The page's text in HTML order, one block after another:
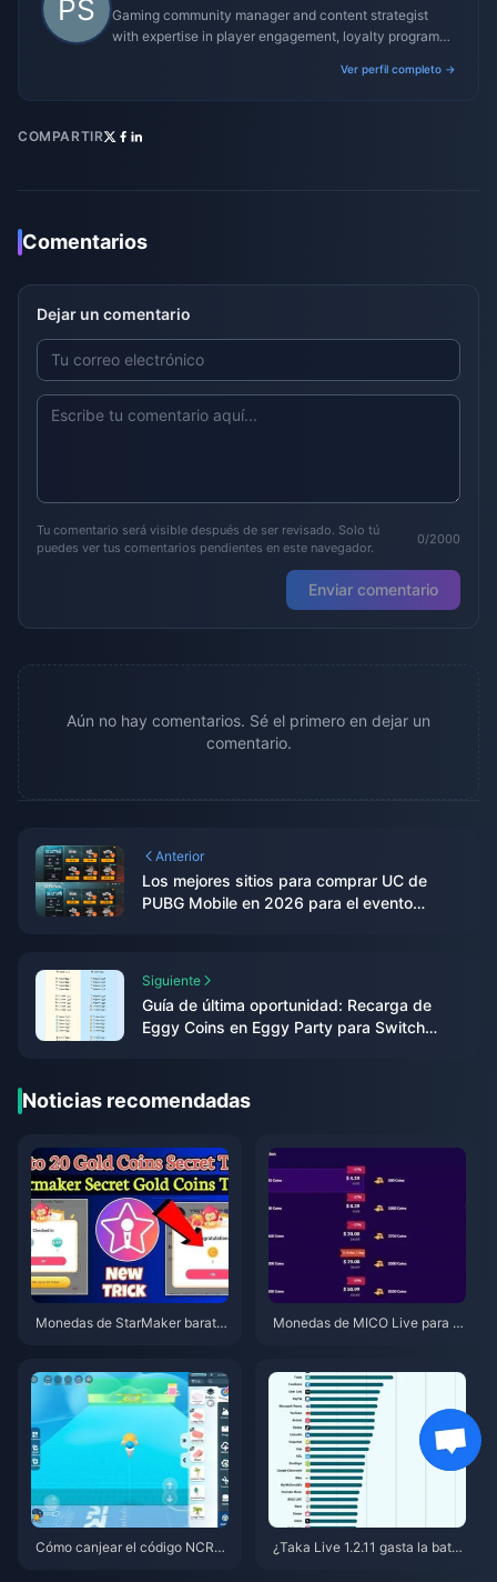
Gaming community manager and content strategist
with expertise in player engagement, loyalty programs,
Ver perfil completo →
COMPARTIR
Comentarios
Dejar un comentario
Tu comentario será visible después de ser revisado. Solo tú
puedes ver tus comentarios pendientes en este navegador.
0/2000
Enviar comentario
Aún no hay comentarios. Sé el primero en dejar un
comentario.
Anterior
Los mejores sitios para comprar UC de
PUBG Mobile en 2026 para el evento
Siguiente
Guía de última oportunidad: Recarga de
Eggy Coins en Eggy Party para Switch
Noticias recomendadas
Monedas de StarMaker barata
ento)
Monedas de MICO Live para M
Cómo canjear el código NCRC
¿Taka Live 1.2.11 gasta la bater